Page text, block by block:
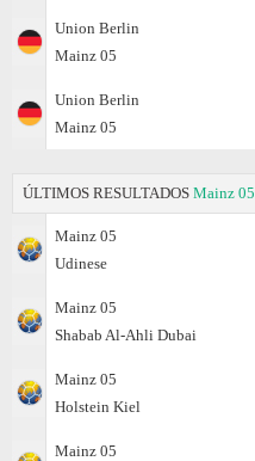
Union Berlin
Mainz 05
Union Berlin
Mainz 05
ÚLTIMOS RESULTADOS Mainz 05
Mainz 05
Udinese
Mainz 05
Shabab Al-Ahli Dubai
Mainz 05
Holstein Kiel
Mainz 05